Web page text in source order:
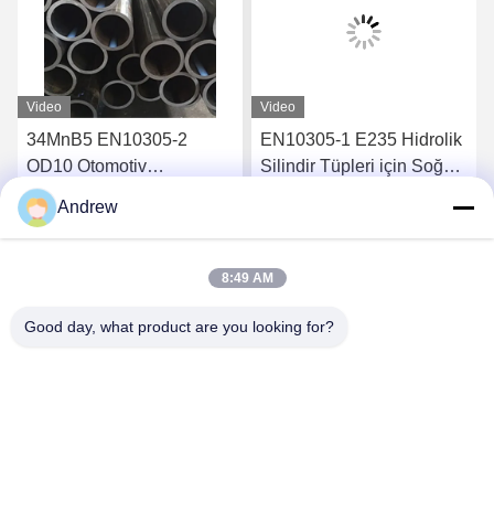
Video
34MnB5 EN10305-2
OD10 Otomotiv
uygulamaları için hassas
çelik boru ERW kaynaklı
çelik boruEn İyi Fiyatı Alın
Video
EN10305-1 E235 Hidrolik
Silindir Tüpleri için Soğuk
En İyi Fiyatı Alın
Andrew
8:49 AM
Good day, what product are you looking for?